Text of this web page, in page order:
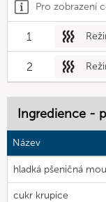
Pro zobrazení
1
2
Ingredience -
Název
hladká pšeničná
cukr krupice